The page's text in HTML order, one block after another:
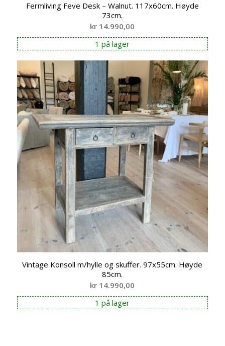
Fermliving Feve Desk – Walnut. 117x60cm. Høyde
73cm.
kr 14.990,00
1 på lager
Vintage Konsoll m/hylle og skuffer. 97x55cm. Høyde
85cm.
kr 14.990,00
1 på lager